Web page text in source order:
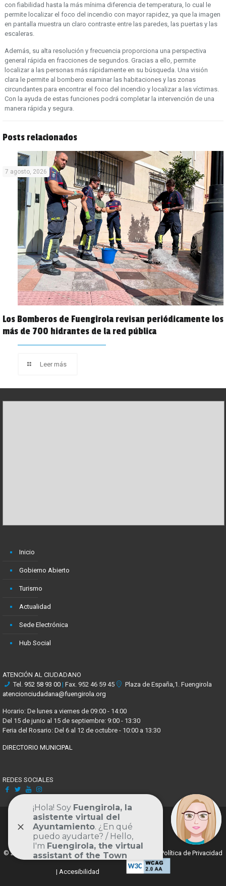
con fiabilidad hasta la más mínima diferencia de temperatura, lo cual le
permite localizar el foco del incendio con mayor rapidez, ya que la imagen
en pantalla muestra un claro contraste entre las paredes, las puertas y las
escaleras.
Además, su alta resolución y frecuencia proporciona una perspectiva
general rápida en fracciones de segundos. Gracias a ello, permite
localizar a las personas más rápidamente en su búsqueda. Una visión
clara le permite al bombero examinar las habitaciones y las zonas
circundantes para encontrar el foco del incendio y localizar a las víctimas.
Con la ayuda de estas funciones podrá completar la intervención de una
manera rápida y segura.
Posts relacionados
7 agosto, 2026
Los Bomberos de Fuengirola revisan periódicamente los
más de 700 hidrantes de la red pública
Leer más
Inicio
Gobierno Abierto
Turismo
Actualidad
Sede Electrónica
Hub Social
ATENCIÓN AL CIUDADANO
Tel. 952 58 93 00 | Fax. 952 46 59 45
Plaza de España,1. Fuengirola
atencionciudadana@fuengirola.org
Horario: De lunes a viernes de 09:00 - 14:00
Del 15 de junio al 15 de septiembre: 9:00 - 13:30
Feria del Rosario: Del 6 al 12 de octubre - 10:00 a 13:30
DIRECTORIO MUNICIPAL
REDES SOCIALES
Facebook
X Youtube
Volver
al
inicio
© 2024 Portal Municipal de Fuengirola. |Aviso Legal y Política de Privacidad
| Accesibilidad